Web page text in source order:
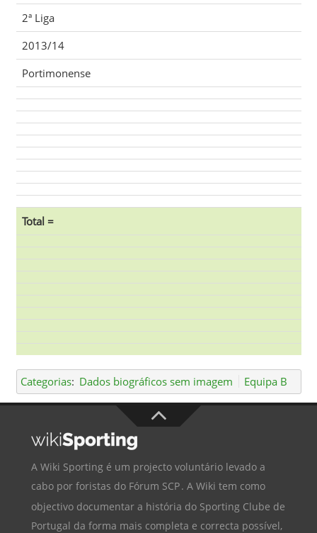
2ª Liga
2013/14
Portimonense
Total =
Categorias: Dados biográficos sem imagem Equipa B
A Wiki Sporting é um projecto voluntário levado a
cabo por foristas do Fórum SCP. A Wiki tem como
objectivo documentar a história do Sporting Clube de
Portugal da forma mais completa e correcta possível,